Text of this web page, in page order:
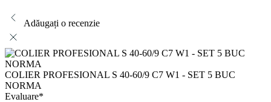
Adăugați o recenzie
COLIER PROFESIONAL S 40-60/9 C7 W1 - SET 5 BUC
NORMA
Evaluare*